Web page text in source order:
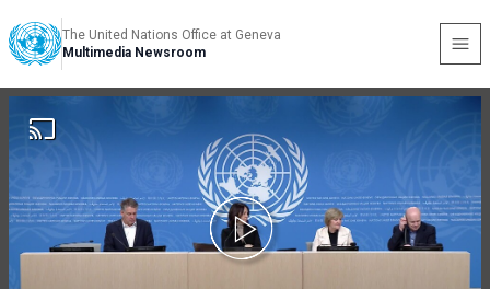
The United Nations Office at Geneva
Multimedia Newsroom